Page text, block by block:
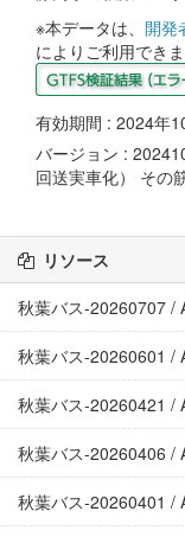
※本データは、 開発
によりご利用できま
有効期間 : 2024年
バージョン :
回送実車化） その
リソース
秋葉バス-20260707 /
秋葉バス-20260601 /
秋葉バス-20260421 /
秋葉バス-20260406 /
秋葉バス-20260401 /